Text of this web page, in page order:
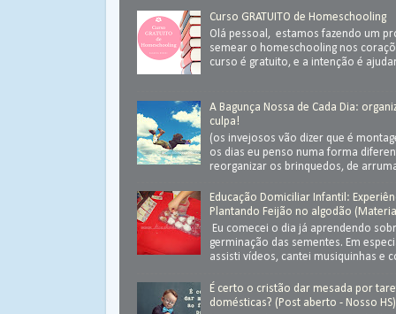
Curso GRATUITO de Homeschooling
Olá pessoal, estamos fazendo um
semear o homeschooling nos
curso é gratuito, e a intenção é
A Bagunça Nossa de Cada Dia:
culpa!
(os invejosos vão dizer que é
os dias eu penso numa forma
reorganizar os brinquedos, de
Educação Domiciliar Infantil:
Plantando Feijão no algodão
Eu comecei o dia já aprendendo
germinação das sementes. Em
assisti vídeos, cantei musiquinhas e
É certo o cristão dar mesada por
domésticas? (Post aberto - Nosso HS)